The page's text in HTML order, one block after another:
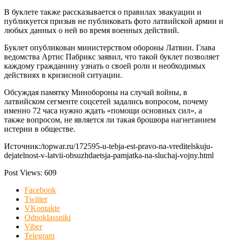
В буклете также рассказывается о правилах эвакуации и
публикуется призыв не публиковать фото латвийской армии и
любых данных о ней во время военных действий.
Буклет опубликован министерством обороны Латвии. Глава
ведомства Артис Пабрикс заявил, что такой буклет позволяет
каждому гражданину узнать о своей роли и необходимых
действиях в кризисной ситуации.
Обсуждая памятку Минобороны на случай войны, в
латвийском сегменте соцсетей задались вопросом, почему
именно 72 часа нужно ждать «помощи основных сил», а
также вопросом, не является ли такая брошюра нагнетанием
истерии в обществе.
Источник:/topwar.ru/172595-u-tebja-est-pravo-na-vreditelskuju-
dejatelnost-v-latvii-obsuzhdaetsja-pamjatka-na-sluchaj-vojny.html
Post Views: 609
Facebook
Twitter
VKontakte
Odnoklassniki
Viber
Telegram